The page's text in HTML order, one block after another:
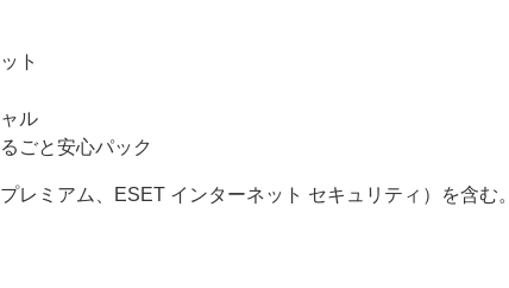
ト
ル
ごと安心パック
ミアム、ESET インターネット セキュリティ）を含む。